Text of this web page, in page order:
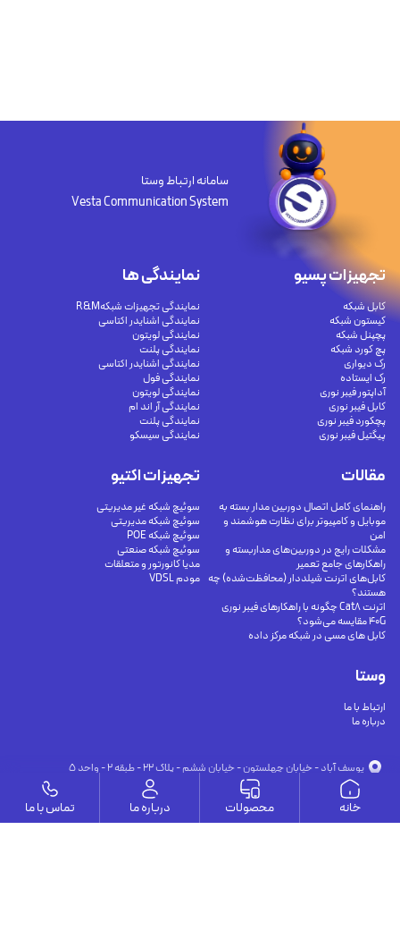
سامانه ارتباط وستا
Vesta Communication System
وستا
ارتباط با ما
درباره ما
تجهیزات پسیو
کابل شبکه
کیستون شبکه
پچپنل شبکه
پچ کورد شبکه
رک دیواری
رک ایستاده
آداپتور فیبر نوری
کابل فیبر نوری
پچکورد فیبر نوری
پیگتیل فیبر نوری
تجهیزات اکتیو
سوئیچ شبکه غیر مدیریتی
سوئیچ شبکه مدیریتی
سوئیچ شبکه POE
سوئیچ شبکه صنعتی
مدیا کانورتور و متعلقات
مودم VDSL
نمایندگی ها
نمایندگی تجهیزات شبکهR&M
نمایندگی اشنایدر اکتاسی
نمایندگی لویتون
نمایندگی پلنت
نمایندگی اشنایدر اکتاسی
نمایندگی فول
نمایندگی لویتون
نمایندگی آر اند ام
نمایندگی پلنت
نمایندگی سیسکو
مقالات
راهنمای کامل اتصال دوربین مدار بسته به
موبایل و کامپیوتر برای نظارت هوشمند و
امن
مشکلات رایج در دوربین‌های مداربسته و
راهکارهای جامع تعمیر
کابل‌های اترنت شیلددار (محافظت‌شده) چه
هستند؟
اترنت Cat8 چگونه با راهکارهای فیبر نوری
40G مقایسه می‌شود؟
کابل های مسی در شبکه مرکز داده
يوسف آباد - خيابان چهلستون - خيابان ششم - پلاك ٢٢ - طبقه ٢ - واحد ٥
info@vesta-com.com
09126394251
09191302116
خانه محصولات درباره ما تماس با ما